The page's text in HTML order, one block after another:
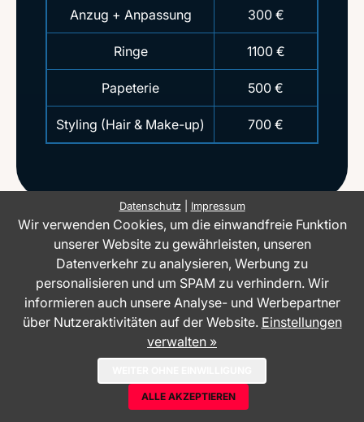
Anzug + Anpassung 300 €
Ringe 1100 €
Papeterie 500 €
Styling (Hair & Make-up) 700 €
Häufige Fragen & Antworten rund um
Hochzeit:
Was bedeutet „Hochzeit“ im organisatorischen
Kontext und welche Kernentscheidungen sollten
frühzeitig getroffen werden?
Wie lange im Voraus sollte eine Hochzeit geplant
werden?
Welche Kosten entstehen bei einer Hochzeit und
wie lässt sich ein Budget professionell
strukturieren?
Welche Unterlagen werden für eine
Datenschutz| Impressum
Wir verwenden Cookies, um die einwandfreie Funktion
unserer Website zu gewährleisten, unseren
Datenverkehr zu analysieren, Werbung zu
personalisieren und um SPAM zu verhindern. Wir
informieren auch unsere Analyse- und Werbepartner
über Nutzeraktivitäten auf der Website. Einstellungen
verwalten »
ALLE AKZEPTIEREN